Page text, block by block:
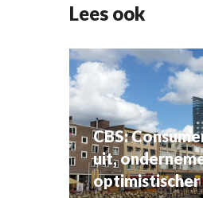
Lees ook
CBS:
uit,
optimistischer